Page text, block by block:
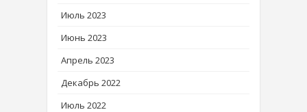
Июль 2023
Июнь 2023
Апрель 2023
Декабрь 2022
Июль 2022